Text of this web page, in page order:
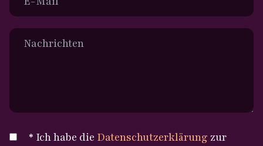
* Ich habe die Datenschutzerklärung zur